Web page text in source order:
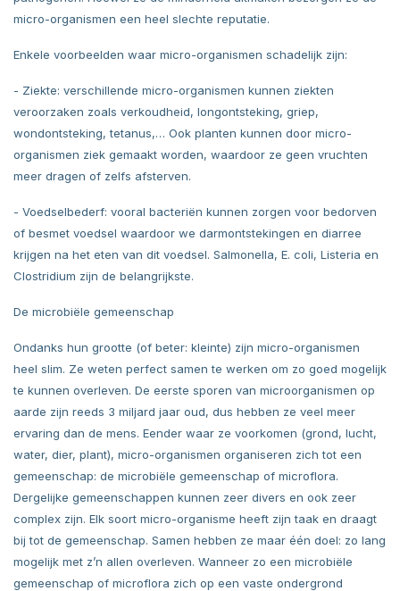
micro-organismen een heel slechte reputatie.
Enkele voorbeelden waar micro-organismen schadelijk zijn:
- Ziekte: verschillende micro-organismen kunnen ziekten
veroorzaken zoals verkoudheid, longontsteking, griep,
wondontsteking, tetanus,… Ook planten kunnen door micro-
organismen ziek gemaakt worden, waardoor ze geen vruchten
meer dragen of zelfs afsterven.
- Voedselbederf: vooral bacteriën kunnen zorgen voor bedorven
of besmet voedsel waardoor we darmontstekingen en diarree
krijgen na het eten van dit voedsel. Salmonella, E. coli, Listeria en
Clostridium zijn de belangrijkste.
De microbiële gemeenschap
Ondanks hun grootte (of beter: kleinte) zijn micro-organismen
heel slim. Ze weten perfect samen te werken om zo goed mogelijk
te kunnen overleven. De eerste sporen van microorganismen op
aarde zijn reeds 3 miljard jaar oud, dus hebben ze veel meer
ervaring dan de mens. Eender waar ze voorkomen (grond, lucht,
water, dier, plant), micro-organismen organiseren zich tot een
gemeenschap: de microbiële gemeenschap of microflora.
Dergelijke gemeenschappen kunnen zeer divers en ook zeer
complex zijn. Elk soort micro-organisme heeft zijn taak en draagt
bij tot de gemeenschap. Samen hebben ze maar één doel: zo lang
mogelijk met z’n allen overleven. Wanneer zo een microbiële
gemeenschap of microflora zich op een vaste ondergrond